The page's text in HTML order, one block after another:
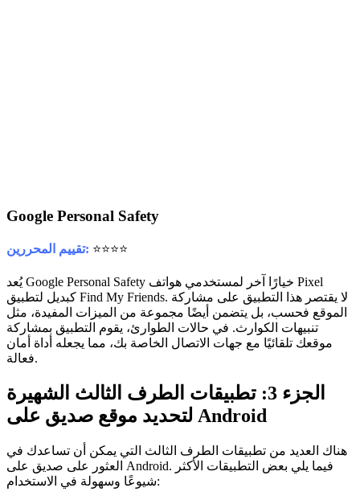
Google Personal Safety
تقييم المحررين: ⭐⭐⭐⭐
يُعد Google Personal Safety خيارًا آخر لمستخدمي هواتف Pixel
كبديل لتطبيق Find My Friends. لا يقتصر هذا التطبيق على مشاركة
الموقع فحسب، بل يتضمن أيضًا مجموعة من الميزات المفيدة، مثل
تنبيهات الكوارث. في حالات الطوارئ، يقوم التطبيق بمشاركة
موقعك تلقائيًا مع جهات الاتصال الخاصة بك، مما يجعله أداة أمان
فعالة.
الجزء 3: تطبيقات الطرف الثالث الشهيرة
لتحديد موقع صديق على Android
هناك العديد من تطبيقات الطرف الثالث التي يمكن أن تساعدك في
العثور على صديق على Android. فيما يلي بعض التطبيقات الأكثر
شيوعًا وسهولة في الاستخدام: